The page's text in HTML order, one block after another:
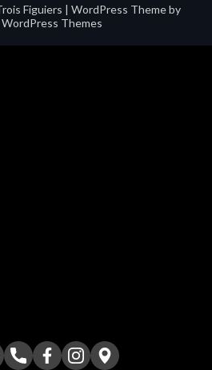
Figuiers | WordPress Theme by
Themes